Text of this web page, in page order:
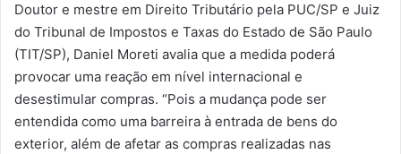
Doutor e mestre em Direito Tributário pela PUC/SP e Juiz
do Tribunal de Impostos e Taxas do Estado de São Paulo
(TIT/SP), Daniel Moreti avalia que a medida poderá
provocar uma reação em nível internacional e
desestimular compras. “Pois a mudança pode ser
entendida como uma barreira à entrada de bens do
exterior, além de afetar as compras realizadas nas